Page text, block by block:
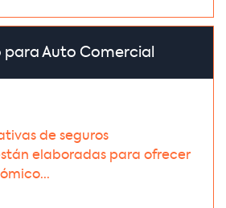
para Auto Comercial
de seguros
elaboradas para ofrecer